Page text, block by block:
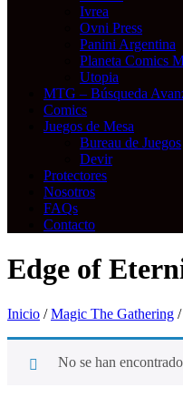
Ivrea
Ovni Press
Panini Argentina
Planeta Comics
Utopia
MTG – Búsqueda
Comics
Juegos de Mesa
Bureau de Juegos
Devir
Protectores
Nosotros
FAQs
Contacto
Edge of
Inicio /Magic The Gathering
No se han